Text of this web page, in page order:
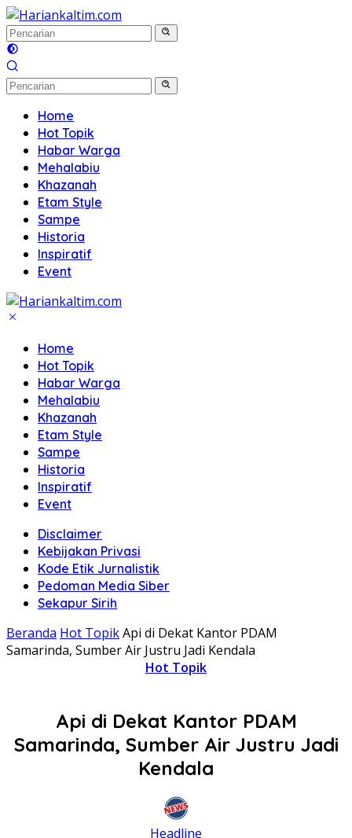
Langsung
ke
konten
Home
Hot Topik
Habar Warga
Mehalabiu
Khazanah
Etam Style
Sampe
Historia
Inspiratif
Event
Home
Hot Topik
Habar Warga
Mehalabiu
Khazanah
Etam Style
Sampe
Historia
Inspiratif
Event
Disclaimer
Kebijakan Privasi
Kode Etik Jurnalistik
Pedoman Media Siber
Sekapur Sirih
Beranda Hot TopikApi di Dekat Kantor PDAM
Samarinda, Sumber Air Justru Jadi Kendala
Hot Topik
Api di Dekat Kantor PDAM
Samarinda, Sumber Air Justru Jadi
Kendala
Headline